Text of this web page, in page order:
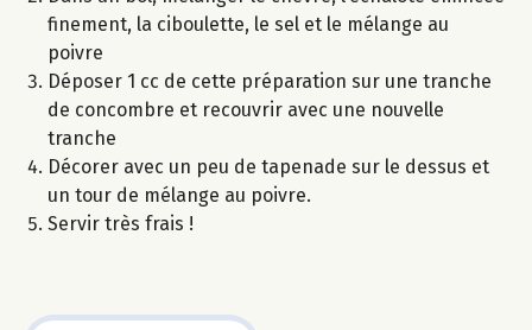
finement, la ciboulette, le sel et le mélange au
poivre
Déposer 1 cc de cette préparation sur une tranche
de concombre et recouvrir avec une nouvelle
tranche
Décorer avec un peu de tapenade sur le dessus et
un tour de mélange au poivre.
Servir très frais !